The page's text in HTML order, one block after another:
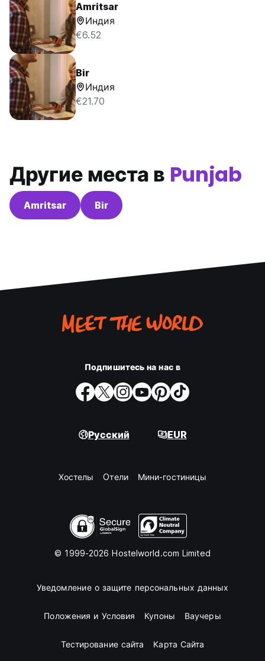
Amritsar
Индия
€6.52
Bir
Индия
€21.70
Другие места в Punjab
Amritsar Bir
Подпишитесь на нас в
Русский EUR
Хостелы Oтели Мини-гостиницы
© 1999-2026 Hostelworld.com Limited
Уведомление о защите персональных данных
Положения и Условия Купоны Ваучеры
Тестирование сайта Карта Сайта